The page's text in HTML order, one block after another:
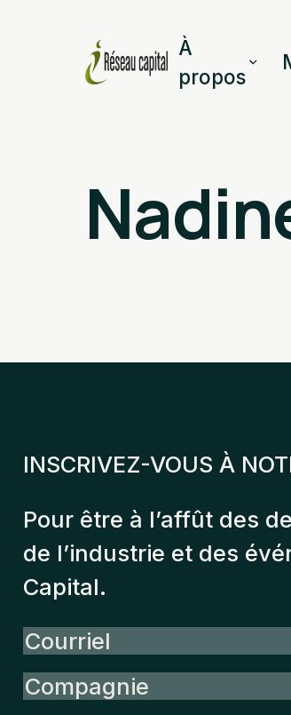
À
propos
INSCRIVEZ-VOUS À
Pour être à l’affût des
de l’industrie et des
Capital.
Courriel
Compagnie